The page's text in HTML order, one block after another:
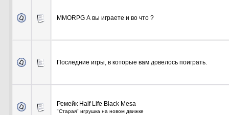
MMORPG А вы играете и во что ?
Последние игры, в которые вам довелось поиграть.
Ремейк Half Life Black Mesa
"Старая" игрушка на новом движке